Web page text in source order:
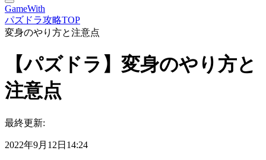
GameWith
パズドラ攻略TOP
変身のやり方と注意点
【パズドラ】変身のやり方と
注意点
最終更新:
2022年9月12日14:24